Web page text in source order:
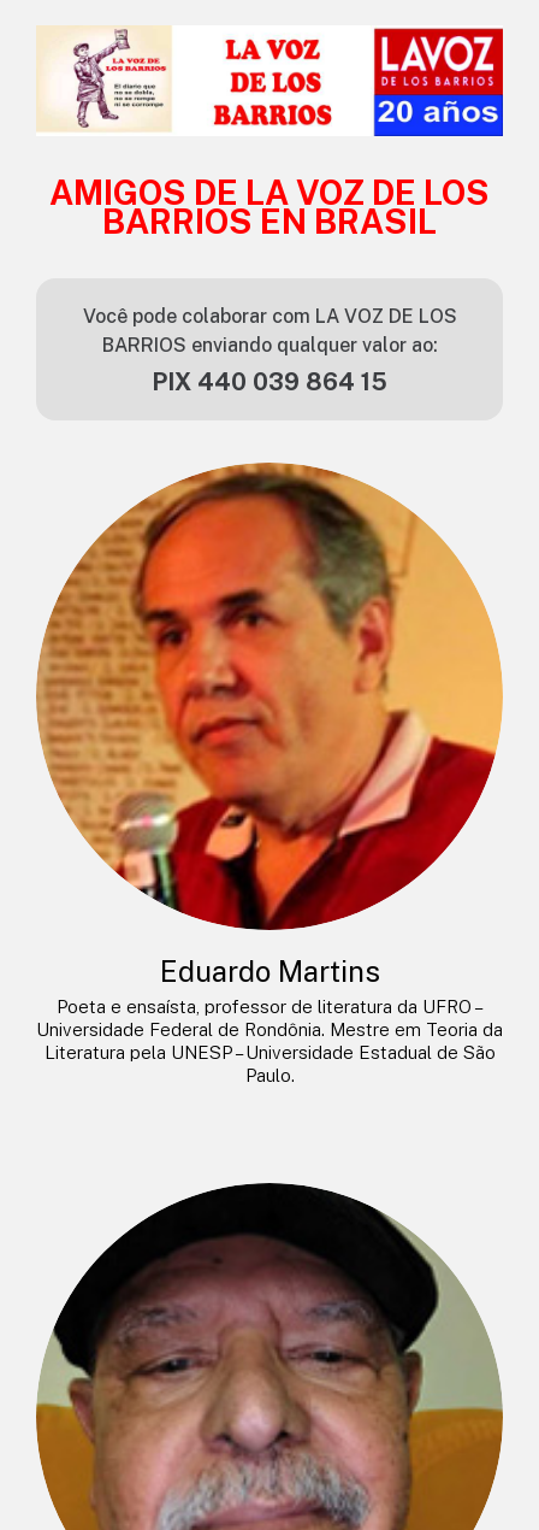
AMIGOS DE LA VOZ DE LOS
BARRIOS EN BRASIL
Você pode colaborar com LA VOZ DE LOS
BARRIOS enviando qualquer valor ao:
PIX 440 039 864 15
Eduardo Martins
Poeta e ensaísta, professor de literatura da UFRO –
Universidade Federal de Rondônia. Mestre em Teoria da
Literatura pela UNESP – Universidade Estadual de São
Paulo.